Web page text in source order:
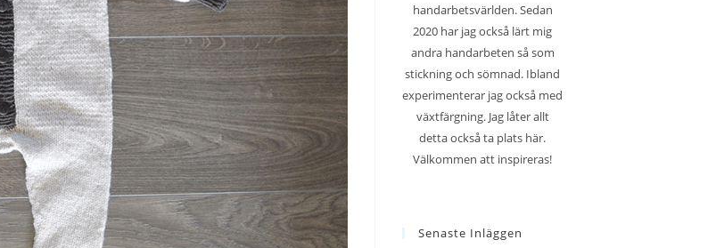
handarbetsvärlden. Sedan
2020 har jag också lärt mig
andra handarbeten så som
stickning och sömnad. Ibland
experimenterar jag också med
växtfärgning. Jag låter allt
detta också ta plats här.
Välkommen att inspireras!
Senaste Inläggen